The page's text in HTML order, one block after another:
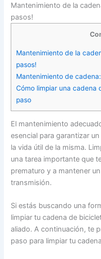
Mantenimiento de la
pasos!
Mantenimiento de la
pasos!
Mantenimiento de
Cómo limpiar una cadena
paso
El mantenimiento
esencial para garantizar
la vida útil de la misma.
una tarea importante que
prematuro y a mantener
transmisión.
Si estás buscando una
limpiar tu cadena de
aliado. A continuación, te
paso para limpiar tu